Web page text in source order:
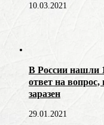
10.03.2021
В России нашли
ответ на
заразен
29.01.2021